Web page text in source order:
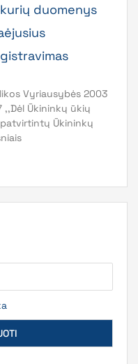
duomenys
Vyriausybės 2003
,,Dėl Ūkininkų ūkių
Ūkininkų